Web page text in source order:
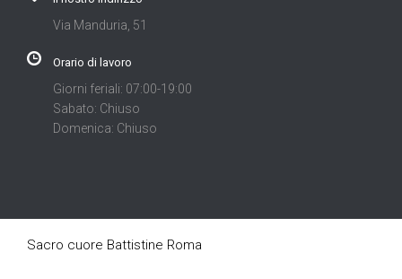
Via Manduria, 51
Orario di lavoro
Giorni feriali: 07:00-19:00
Sabato: Chiuso
Domenica: Chiuso
Sacro cuore Battistine Roma